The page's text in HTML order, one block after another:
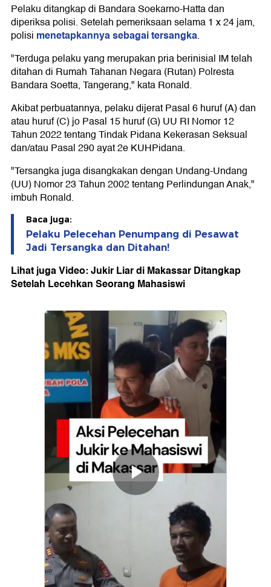
Pelaku ditangkap di Bandara Soekarno-Hatta dan
diperiksa polisi. Setelah pemeriksaan selama 1 x 24 jam,
polisi menetapkannya sebagai tersangka.
"Terduga pelaku yang merupakan pria berinisial IM telah
ditahan di Rumah Tahanan Negara (Rutan) Polresta
Bandara Soetta, Tangerang," kata Ronald.
Akibat perbuatannya, pelaku dijerat Pasal 6 huruf (A) dan
atau huruf (C) jo Pasal 15 huruf (G) UU RI Nomor 12
Tahun 2022 tentang Tindak Pidana Kekerasan Seksual
dan/atau Pasal 290 ayat 2e KUHPidana.
"Tersangka juga disangkakan dengan Undang-Undang
(UU) Nomor 23 Tahun 2002 tentang Perlindungan Anak,"
imbuh Ronald.
Baca juga:
Pelaku Pelecehan Penumpang di Pesawat
Jadi Tersangka dan Ditahan!
Lihat juga Video: Jukir Liar di Makassar Ditangkap
Setelah Lecehkan Seorang Mahasiswi